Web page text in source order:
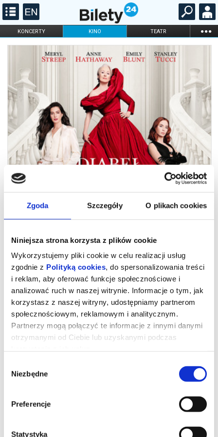
Zgoda Szczegóły O plikach cookies
Niniejsza strona korzysta z plików cookie
Wykorzystujemy pliki cookie w celu realizacji usług
zgodnie z Polityką cookies, do spersonalizowania treści
i reklam, aby oferować funkcje społecznościowe i
analizować ruch w naszej witrynie. Informacje o tym, jak
korzystasz z naszej witryny, udostępniamy partnerom
społecznościowym, reklamowym i analitycznym.
Partnerzy mogą połączyć te informacje z innymi danymi
otrzymanymi od Ciebie lub uzyskanymi podczas
zgody
Niezbędne
Preferencje
Statystyka
KONCERTY KINO TEATR ...
FILHARMONIA OPERA I BALET
DLA DZIECI
ONLINE KARNETY
zdefiniowały świat mody i popkultury, kultowi bohaterowie znów
spotykają się na stylowych ulicach Nowego Jorku i w eleganckich
. Meryl Streep, Anne Hathaway, Emily
perfekcja wciąż mają najwyższą cenę.